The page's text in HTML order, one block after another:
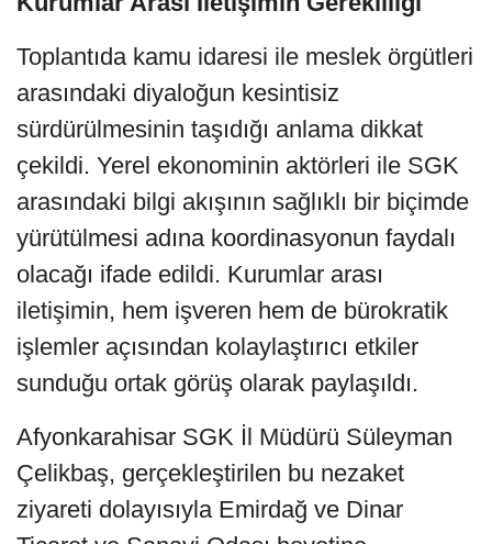
Toplantıda kamu idaresi ile meslek örgütleri
arasındaki diyaloğun kesintisiz
sürdürülmesinin taşıdığı anlama dikkat
çekildi. Yerel ekonominin aktörleri ile SGK
arasındaki bilgi akışının sağlıklı bir biçimde
yürütülmesi adına koordinasyonun faydalı
olacağı ifade edildi. Kurumlar arası
iletişimin, hem işveren hem de bürokratik
işlemler açısından kolaylaştırıcı etkiler
sunduğu ortak görüş olarak paylaşıldı.
Afyonkarahisar SGK İl Müdürü Süleyman
Çelikbaş, gerçekleştirilen bu nezaket
ziyareti dolayısıyla Emirdağ ve Dinar